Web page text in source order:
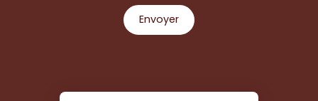
Envoyer